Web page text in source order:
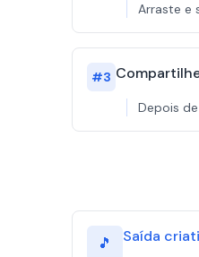
Arraste e
#3
Depois
🎵 Saída